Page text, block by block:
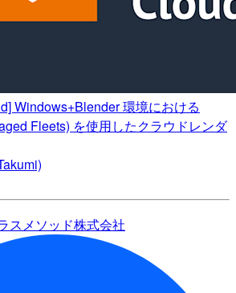
Windows+Blender 環境における
Fleets) を使用したクラウドレンダ
スメソッド株式会社